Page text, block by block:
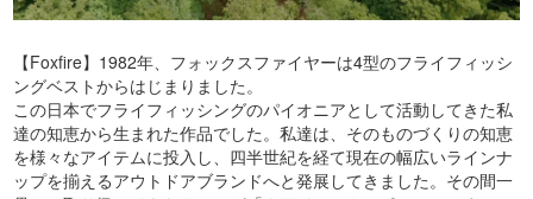
【Foxfire】1982年、フォックスファイヤーは4型のフライフィッシ
ングベストからはじまりました。
この日本でフライフィッシングのパイオニアとして活動してきた私
達の知恵から生まれた作品でした。私達は、そのものづくりの知恵
を様々なアイテムに投入し、四半世紀を経て現在の幅広いラインナ
ップを揃えるアウトドアブランドへと発展してきました。その間一